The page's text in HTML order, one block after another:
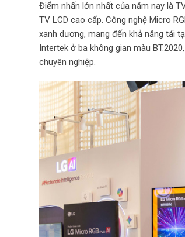
Điểm nhấn lớn nhất của năm nay là
TV LCD cao cấp. Công nghệ Micro
xanh dương, mang đến khả năng tái
Intertek ở ba không gian màu
chuyên nghiệp.